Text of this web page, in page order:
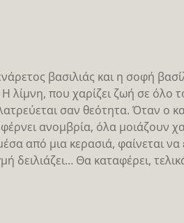
βασιλιάς και η σοφή
λίμνη, που χαρίζει ζωή σε όλο
σαν θεότητα. Όταν ο
ανομβρία, όλα μοιάζουν
από μια κερασιά, φαίνεται
δειλιάζει… Θα καταφέρει,